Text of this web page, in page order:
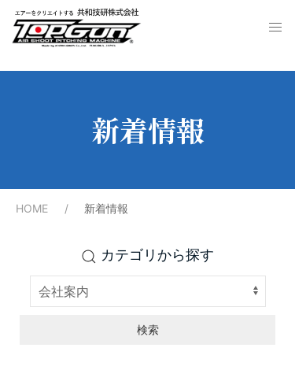
新着情報
HOME 新着情報
カテゴリから探す
検索